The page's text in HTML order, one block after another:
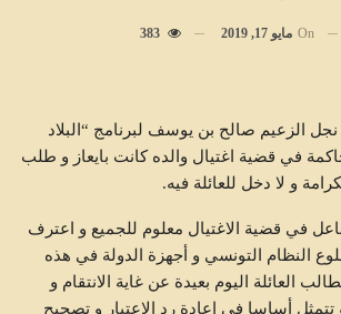
On مايو 17, 2019 383
الزعيم صالح بن يوسف لبرنامج “البلاد
في قضية اغتيال والده كانت بايعاز و طلب
و لا دخل للعائلة فيه.
في قضية الاغتيال معلوم للجميع و اعترف
1973 بضلوع النظام التونسي و أجهزة الدولة في هذه
العائلة اليوم بعيدة عن غاية الانتقام و
أساسا في إعادة رد الاعتبار و تصحيح